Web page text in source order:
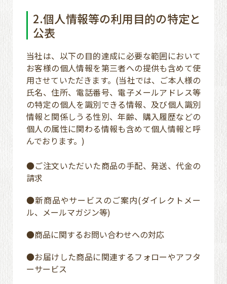
2.個人情報等の利用目的の特定と
公表
当社は、以下の目的達成に必要な範囲において
お客様の個人情報を第三者への提供も含めて使
用させていただきます。(当社では、ご本人様の
氏名、住所、電話番号、電子メールアドレス等
の特定の個人を識別できる情報、及び個人識別
情報と関係しうる性別、年齢、購入履歴などの
個人の属性に関わる情報も含めて個人情報と呼
んでおります。)
●ご注文いただいた商品の手配、発送、代金の
請求
●新商品やサービスのご案内(ダイレクトメー
ル、メールマガジン等)
●商品に関するお問い合わせへの対応
●お届けした商品に関連するフォローやアフタ
ーサービス